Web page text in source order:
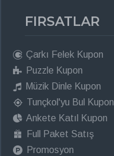
FIRSATLAR
Çarkı Felek Kupon
Puzzle Kupon
Müzik Dinle Kupon
Tunçkol'yu Bul Kupon
Ankete Katıl Kupon
Full Paket Satış
Promosyon